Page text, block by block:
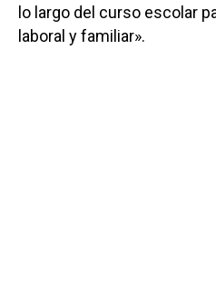
lo largo del curso escolar
laboral y familiar».